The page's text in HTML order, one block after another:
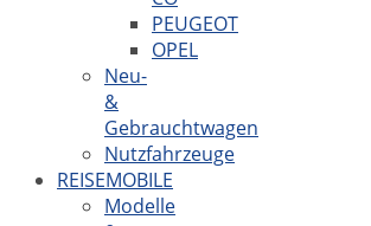
PEUGEOT
OPEL
Neu-
&
Gebrauchtwagen
Nutzfahrzeuge
REISEMOBILE
Modelle